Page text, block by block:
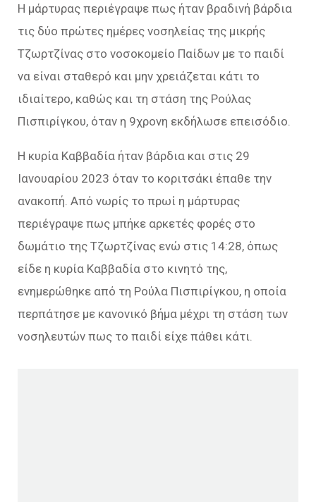
Η μάρτυρας περιέγραψε πως ήταν βραδινή βάρδια
τις δύο πρώτες ημέρες νοσηλείας της μικρής
Τζωρτζίνας στο νοσοκομείο Παίδων με το παιδί
να είναι σταθερό και μην χρειάζεται κάτι το
ιδιαίτερο, καθώς και τη στάση της Ρούλας
Πισπιρίγκου, όταν η 9χρονη εκδήλωσε επεισόδιο.
Η κυρία Καββαδία ήταν βάρδια και στις 29
Ιανουαρίου 2023 όταν το κοριτσάκι έπαθε την
ανακοπή. Από νωρίς το πρωί η μάρτυρας
περιέγραψε πως μπήκε αρκετές φορές στο
δωμάτιο της Τζωρτζίνας ενώ στις 14:28, όπως
είδε η κυρία Καββαδία στο κινητό της,
ενημερώθηκε από τη Ρούλα Πισπιρίγκου, η οποία
περπάτησε με κανονικό βήμα μέχρι τη στάση των
νοσηλευτών πως το παιδί είχε πάθει κάτι.